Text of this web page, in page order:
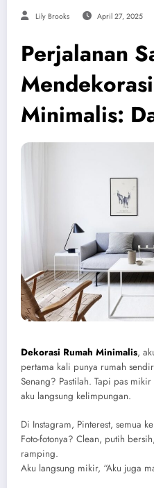
Lily Brooks April 27, 2025
Perjalanan
Minimalis:
Dekorasi Rumah Minimalis,
pertama kali punya rumah
Senang? Pastilah. Tapi pas mikir
aku langsung kelimpungan.
Di Instagram, Pinterest, semua
Foto-fotonya? Clean, putih
ramping.
Aku langsung mikir, “Aku juga